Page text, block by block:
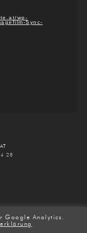
wp-
Sync-
28
Google Analytics.